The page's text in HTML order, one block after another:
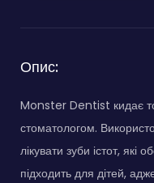
Опис:
Monster Dentist кидає
стоматологом.
лікувати зуби істот,
підходить для дітей,